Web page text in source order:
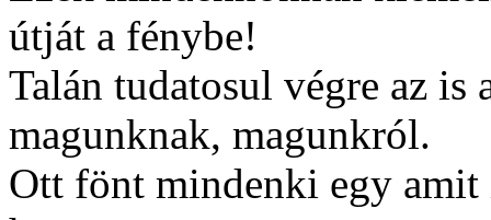
útját a fénybe!
Talán tudatosul végre az
magunknak, magunkról.
Ott fönt mindenki egy